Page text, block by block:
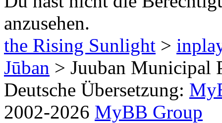
anzusehen.
the Rising Sunlight >
Jūban > Juuban Municipal
Deutsche Übersetzung:
2002-2026 MyBB Group